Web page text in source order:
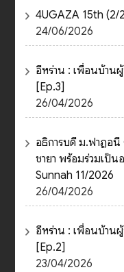
4UGAZA 15th (2/
24/06/2026
อีหร่าน : เพื่อนบ้าน
[Ep.3]
26/04/2026
อธิการบดี ม.ฟาฏอนี
ชายา พร้อมร่วมเป็
Sunnah 11/2026
26/04/2026
อีหร่าน : เพื่อนบ้าน
[Ep.2]
23/04/2026